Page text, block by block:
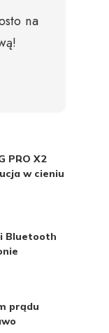
na
PRO X2
w cieniu
Bluetooth
prądu